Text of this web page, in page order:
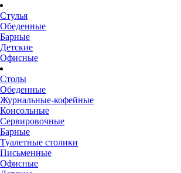
Стулья
Обеденные
Барные
Детские
Офисные
Столы
Обеденные
Журнальные-кофейные
Консольные
Сервировочные
Барные
Туалетные столики
Письменные
Офисные